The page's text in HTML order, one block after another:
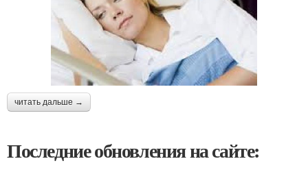
читать дальше →
Последние обновления на сайте: